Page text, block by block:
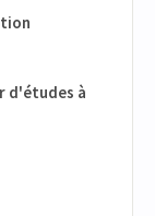
d'études à